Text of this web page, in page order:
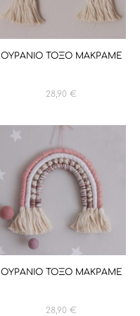
ΟΥΡΑΝΙΟ ΤΟΞΟ ΜΑΚΡΑΜΕ
28,90 €
ΟΥΡΑΝΙΟ ΤΟΞΟ ΜΑΚΡΑΜΕ
28,90 €